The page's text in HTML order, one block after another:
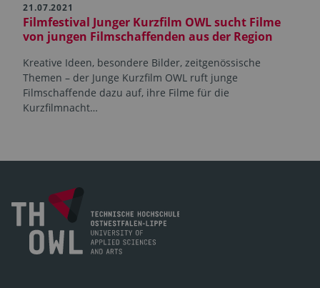
21.07.2021
Filmfestival Junger Kurzfilm OWL sucht Filme
von jungen Filmschaffenden aus der Region
Kreative Ideen, besondere Bilder, zeitgenössische
Themen – der Junge Kurzfilm OWL ruft junge
Filmschaffende dazu auf, ihre Filme für die
Kurzfilmnacht…